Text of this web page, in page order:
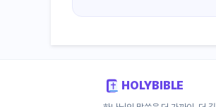
HOLYBIBLE